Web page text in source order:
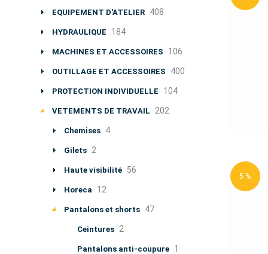
5 %
EQUIPEMENT D'ATELIER 408
HYDRAULIQUE 184
MACHINES ET ACCESSOIRES 106
OUTILLAGE ET ACCESSOIRES 400
PROTECTION INDIVIDUELLE 104
VETEMENTS DE TRAVAIL 202
Chemises 4
Gilets 2
Haute visibilité 56
Horeca 12
Pantalons et shorts 47
Ceintures 2
Pantalons anti-coupure 1